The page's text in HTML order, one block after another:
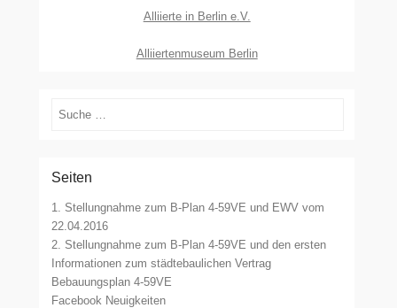
Alliierte in Berlin e.V.
Alliiertenmuseum Berlin
Suchen
Seiten
1. Stellungnahme zum B-Plan 4-59VE und EWV vom
22.04.2016
2. Stellungnahme zum B-Plan 4-59VE und den ersten
Informationen zum städtebaulichen Vertrag
Bebauungsplan 4-59VE
Facebook Neuigkeiten